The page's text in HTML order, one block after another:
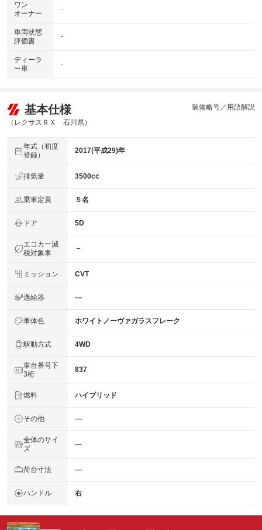
ワン
オーナー
-
車両状態
評価書
-
ディーラ
ー車
-
基本仕様
（レクサスＲＸ 石川県）
装備略号／用語解説
年式（初度
登録）
2017(平成29)年
排気量 3500cc
乗車定員 ５名
ドア 5D
エコカー減
税対象車
－
ミッション CVT
過給器 ―
車体色 ホワイトノーヴァガラスフレーク
駆動方式 4WD
車台番号下
3桁
837
燃料 ハイブリッド
その他 ―
全体のサイ
ズ
―
荷台寸法 ―
ハンドル 右